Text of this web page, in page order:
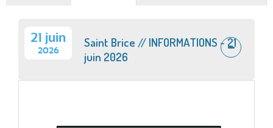
21 juin
2026
Saint Brice // INFORMATIONS - 21
juin 2026